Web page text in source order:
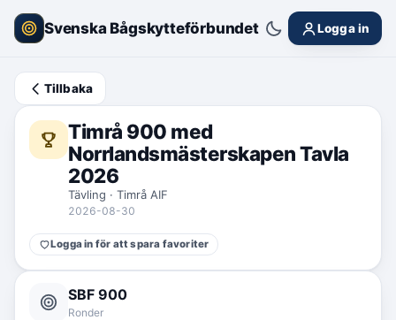
Svenska Bågskytteförbundet Logga in
Tillbaka
Timrå 900 med
Norrlandsmästerskapen Tavla
2026
Tävling · Timrå AIF
2026-08-30
Logga in för att spara favoriter
SBF 900
Ronder